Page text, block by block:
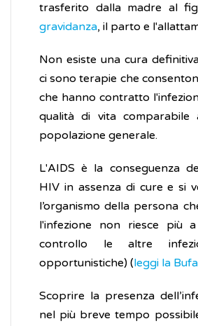
trasferito dalla madre al
gravidanza, il parto e
Non esiste una cura
ci sono terapie che
che hanno contratto
qualità di vita comparabile
popolazione generale.
L'AIDS è la conseguenza
HIV in assenza di cure e si
l’organismo della persona
l'infezione non riesce più
controllo le altre
opportunistiche) (leggi la
Scoprire la presenza
nel più breve tempo